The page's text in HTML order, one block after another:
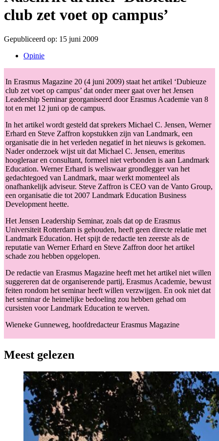
club zet voet op campus’
Gepubliceerd op: 15 juni 2009
Opinie
In Erasmus Magazine 20 (4 juni 2009) staat het artikel ‘Dubieuze
club zet voet op campus’ dat onder meer gaat over het Jensen
Leadership Seminar georganiseerd door Erasmus Academie van 8
tot en met 12 juni op de campus.
In het artikel wordt gesteld dat sprekers Michael C. Jensen, Werner
Erhard en Steve Zaffron kopstukken zijn van Landmark, een
organisatie die in het verleden negatief in het nieuws is gekomen.
Nader onderzoek wijst uit dat Michael C. Jensen, emeritus
hoogleraar en consultant, formeel niet verbonden is aan Landmark
Education. Werner Erhard is weliswaar grondlegger van het
gedachtegoed van Landmark, maar werkt momenteel als
onafhankelijk adviseur. Steve Zaffron is CEO van de Vanto Group,
een organisatie die tot 2007 Landmark Education Business
Development heette.
Het Jensen Leadership Seminar, zoals dat op de Erasmus
Universiteit Rotterdam is gehouden, heeft geen directe relatie met
Landmark Education. Het spijt de redactie ten zeerste als de
reputatie van Werner Erhard en Steve Zaffron door het artikel
schade zou hebben opgelopen.
De redactie van Erasmus Magazine heeft met het artikel niet willen
suggereren dat de organiserende partij, Erasmus Academie, bewust
feiten rondom het seminar heeft willen verzwijgen. En ook niet dat
het seminar de heimelijke bedoeling zou hebben gehad om
cursisten voor Landmark Education te werven.
Wieneke Gunneweg, hoofdredacteur Erasmus Magazine
Meest gelezen